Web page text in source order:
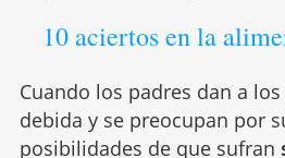
10 aciertos en la
Cuando los padres dan a
debida y se preocupan por
posibilidades de que sufran